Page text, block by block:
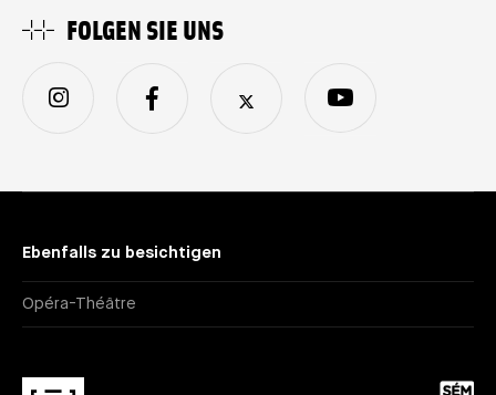
Ebenfalls zu besichtigen
Opéra-Théâtre
FOLGEN SIE UNS